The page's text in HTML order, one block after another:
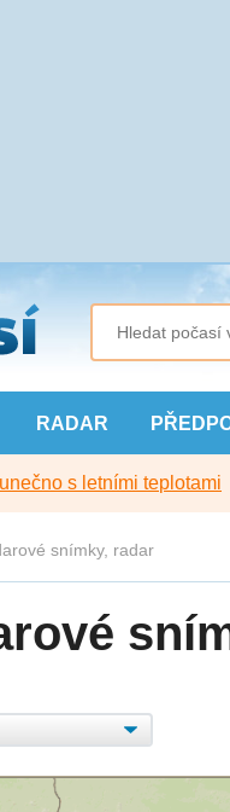
RADAR
s letními teplotami
snímky, radar